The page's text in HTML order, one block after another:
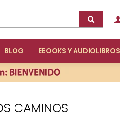
BLOG EBOOKS Y AUDIOLIBROS
CAMINOS